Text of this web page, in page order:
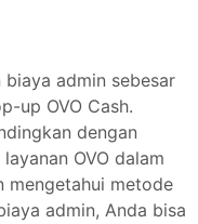
biaya admin sebesar
up OVO Cash.
dengan
OVO dalam
mengetahui metode
admin, Anda bisa